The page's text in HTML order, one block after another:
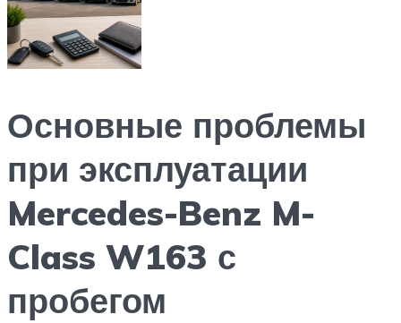
Основные проблемы
при эксплуатации
Mercedes-Benz M-
Class W163 с
пробегом